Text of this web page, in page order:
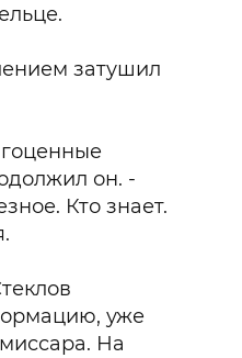
затушил
он. -
Кто знает.
уже
На